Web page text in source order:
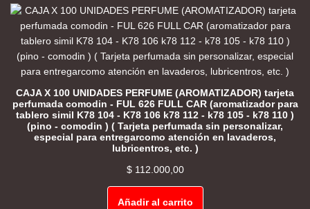
CAJA X 100 UNIDADES PERFUME (AROMATIZADOR) tarjeta
perfumada comodin - FUL 626 FULL CAR (aromatizador para
tablero simil K78 104 - K78 106 k78 112 - k78 105 - k78 110 )
(pino - comodin ) ( Tarjeta perfumada sin personalizar,
especial para entregarcomo atención en lavaderos,
lubricentros, etc. )
$112.000,00
Añadir al carrito